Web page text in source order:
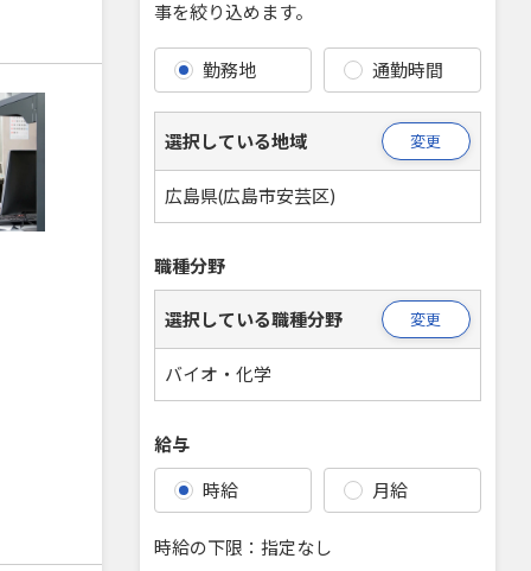
事を絞り込めます。
勤務地 通勤時間
選択している地域 変更
広島県(広島市安芸区)
職種分野
選択している職種分野 変更
バイオ・化学
給与
時給 月給
時給の下限： 指定なし